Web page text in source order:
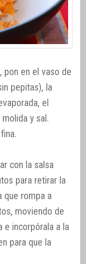
pon en el vaso de
pepitas), la
el
y sal.
con la salsa
para retirar la
que rompa a
moviendo de
e incorpórala a la
para que la